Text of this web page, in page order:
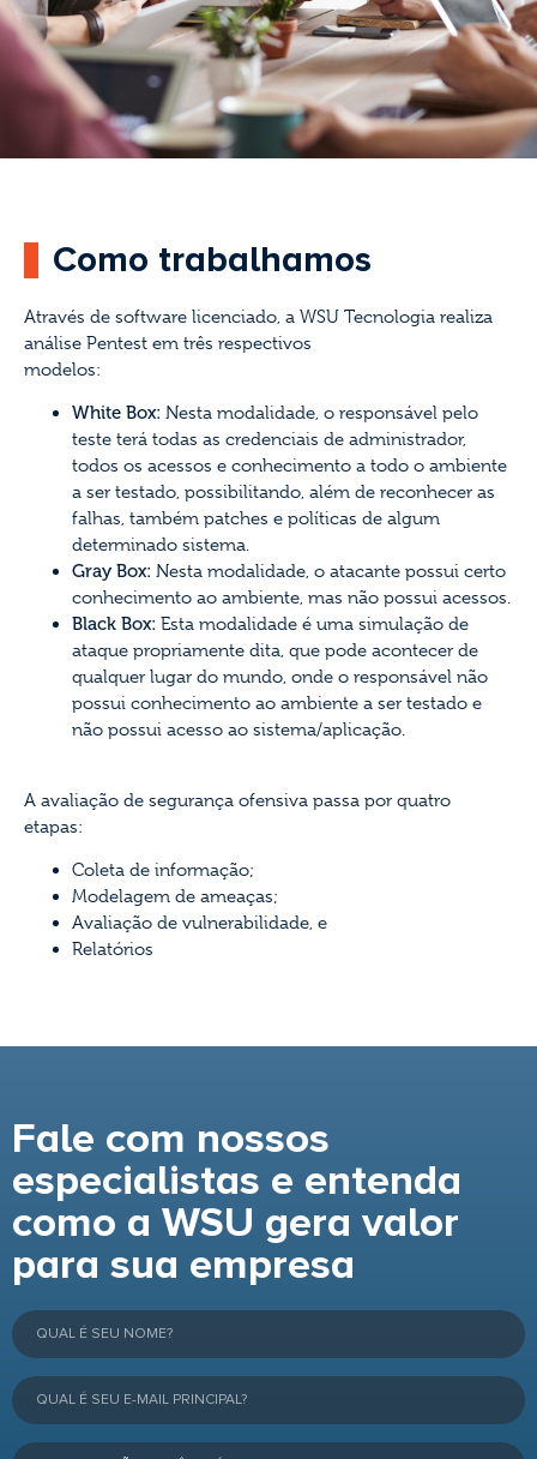
Como trabalhamos
Através de software licenciado, a WSU Tecnologia realiza
análise Pentest em três respectivos
modelos:
White Box: Nesta modalidade, o responsável pelo
teste terá todas as credenciais de administrador,
todos os acessos e conhecimento a todo o ambiente
a ser testado, possibilitando, além de reconhecer as
falhas, também patches e políticas de algum
determinado sistema.
Gray Box: Nesta modalidade, o atacante possui certo
conhecimento ao ambiente, mas não possui acessos.
Black Box: Esta modalidade é uma simulação de
ataque propriamente dita, que pode acontecer de
qualquer lugar do mundo, onde o responsável não
possui conhecimento ao ambiente a ser testado e
não possui acesso ao sistema/aplicação.
A avaliação de segurança ofensiva passa por quatro
etapas:
Coleta de informação;
Modelagem de ameaças;
Avaliação de vulnerabilidade, e
Relatórios
Fale com nossos
especialistas e entenda
como a WSU gera valor
para sua empresa